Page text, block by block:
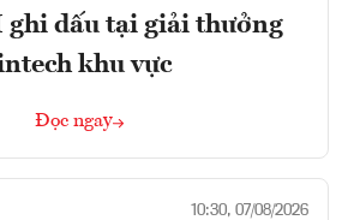
dấu tại giải thưởng
khu vực
Đọc ngay
10:30, 07/08/2026